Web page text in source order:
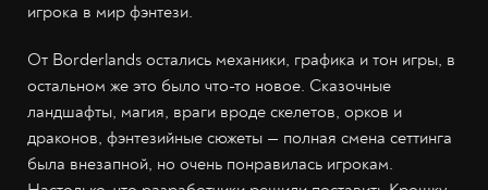
игрока в мир фэнтези.
От Borderlands остались механики, графика и тон игры, в
остальном же это было что-то новое. Сказочные
ландшафты, магия, враги вроде скелетов, орков и
драконов, фэнтезийные сюжеты — полная смена сеттинга
была внезапной, но очень понравилась игрокам.